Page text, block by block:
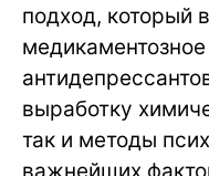
подход, который
выработку
так и методы